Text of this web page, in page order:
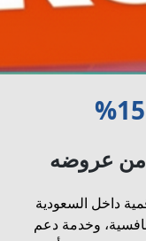
من عروضه
داخل السعودية
وخدمة دعم